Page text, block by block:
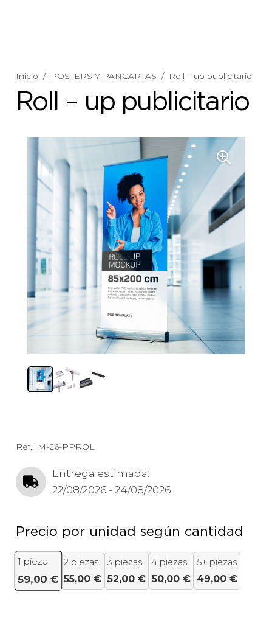
Inicio / POSTERS Y PANCARTAS / Roll – up publicitario
Roll – up publicitario
Ref. IM-26-PPROL
Entrega estimada:
22/08/2026 - 24/08/2026
Precio por unidad según cantidad
1 pieza
59,00 €
2 piezas
55,00 €
3 piezas
52,00 €
4 piezas
50,00 €
5+ piezas
49,00 €